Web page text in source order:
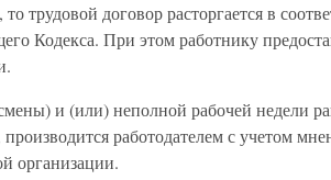
трудовой договор расторгается в
Кодекса. При этом работнику
и (или) неполной рабочей недели
работодателем с учетом
организации.